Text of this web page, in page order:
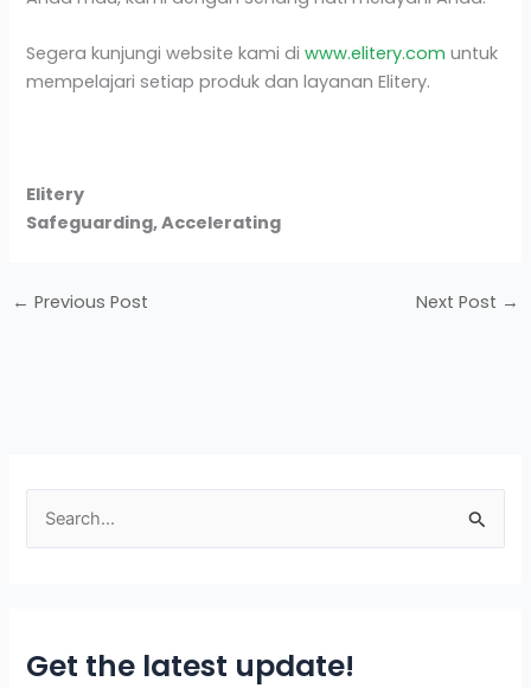
Segera kunjungi website kami diwww.elitery.com untuk
mempelajari setiap produk dan layanan Elitery.
Elitery
Safeguarding, Accelerating
← Previous Post Next Post →
c
Get the latest update!